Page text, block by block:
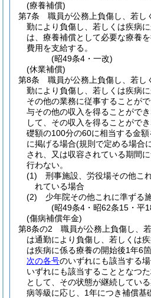
(療養補償)
第7条
職員が公務上負傷し、若し
勤により負傷し、若しくは疾病
は、療養補償として必要な療養
費用を支給する。
(昭49条4・一改)
(休業補償)
第8条
職員が公務上負傷し、若し
勤により負傷し、若しくは疾病
その他の業務に従事することが
与その他の収入を得ることがで
して、その収入を得ることがで
礎額の100分の60に相当する金額
に掲げる場合(規則で定める場合
され、又は収容されている期間
行わない。
(1)
刑事施設、労役場その他こ
れている場合
(2)
少年院その他これに準ずる
(昭49条4・昭62条15・平
(傷病補償年金)
第8条の2
職員が公務上負傷し、
は通勤により負傷し、若しくは
は疾病に係る療養の開始後1年6
次の各号のいずれにも該当する
いずれにも該当することとなつ
として、その状態が継続している
病等級に応じ、1年につき補償基